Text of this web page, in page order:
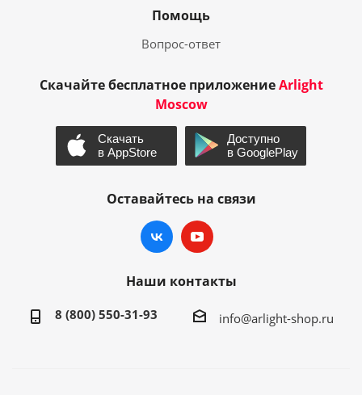
Помощь
Вопрос-ответ
Скачайте бесплатное приложениеArlight
Moscow
Оставайтесь на связи
Наши контакты
8 (800) 550-31-93 info@arlight-shop.ru